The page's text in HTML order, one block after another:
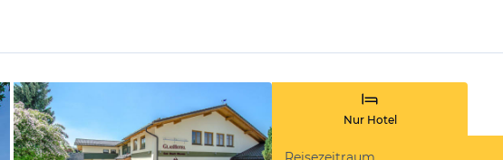
Nur Hotel